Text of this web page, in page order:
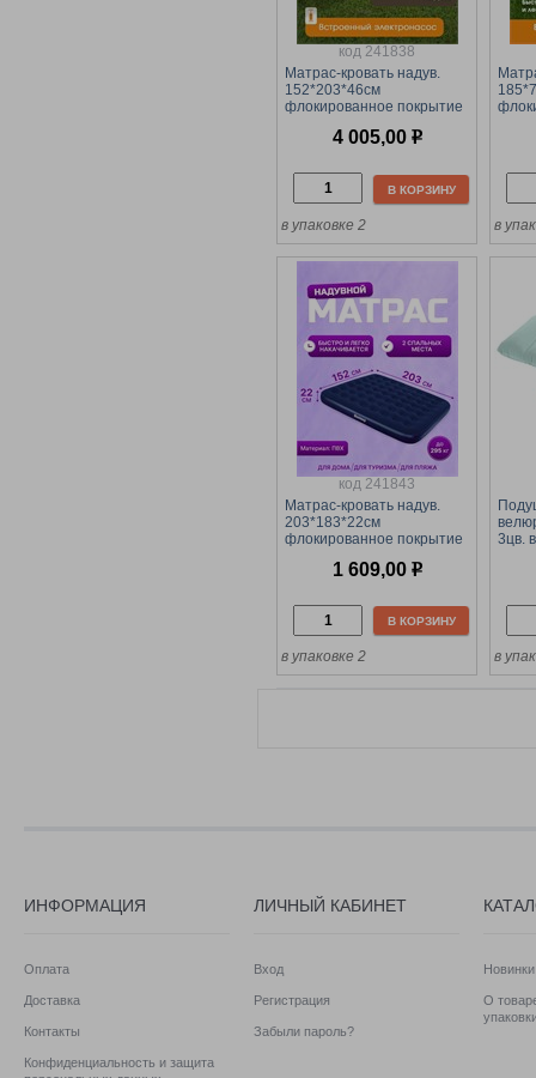
код 241838
Матрас-кровать надув.
152*203*46см
флокированное покрытие
встроенный электронасос
4 005,00 р
В КОРЗИНУ
в упаковке 2 в
код 241843
Матрас-кровать надув.
203*183*22см
флокированное покрытие
нагрузка 300кг.
1 609,00 р
В КОРЗИНУ
в упаковке 2
3цв.
в
ИНФОРМАЦИЯ
Оплата
Доставка
Контакты
Конфиденциальность и защита
ЛИЧНЫЙ КАБИНЕТ
Вход
Регистрация
Забыли пароль?
Новинки
О